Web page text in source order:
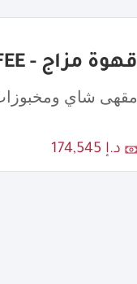
قهوة مزاج - MEZAJ COFFEE
مقهى شاي
د.إ 174,545